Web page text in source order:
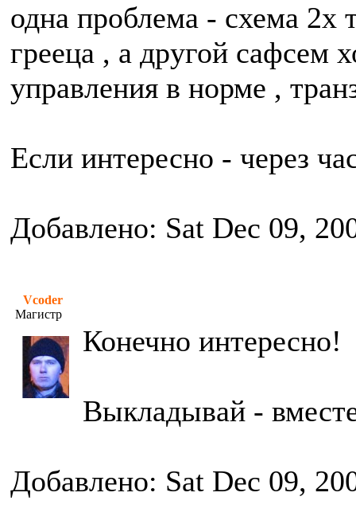
одна проблема - схема 2х
грееца , а другой сафсем
управления в норме ,
Если интересно - через
Добавлено: Sat Dec 09,
Vcoder
Магистр
Конечно интересно!
Выкладывай -
Добавлено: Sat Dec 09,